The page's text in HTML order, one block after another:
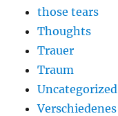
those tears
Thoughts
Trauer
Traum
Uncategorized
Verschiedenes